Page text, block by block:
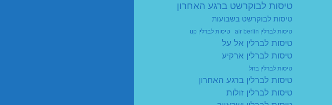
טיסות לבוקרשט ברגע האחרון
טיסות לבוקרשט בשבועות
טיסות לברלין air berlin טיסות לברלין up
טיסות לברלין אל על
טיסות לברלין ארקיע
טיסות לברלין בזול
טיסות לברלין ברגע האחרון
טיסות לברלין זולות